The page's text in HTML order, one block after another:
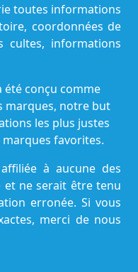
toutes informations
coordonnées de
cultes, informations
été conçu comme
marques, notre but
les plus justes
favorites.
à aucune des
et ne serait être tenu
erronée. Si vous
merci de nous